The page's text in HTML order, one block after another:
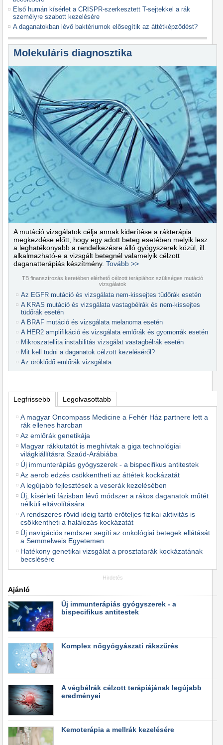
Első humán kísérlet a CRISPR-szerkesztett T-sejtekkel a rák
személyre szabott kezelésére
A daganatokban lévő baktériumok elősegítik az áttétképződést?
Molekuláris diagnosztika
A mutáció vizsgálatok célja annak kiderítése a rákterápia
megkezdése előtt, hogy egy adott beteg esetében melyik lesz
a leghatékonyabb a rendelkezésre álló gyógyszerek közül, ill.
alkalmazható-e a vizsgált betegnél valamelyik célzott
daganatterápiás készítmény. Tovább >>
TB finanszírozás keretében elérhető célzott terápiához szükséges mutáció
vizsgálatok
Az EGFR mutáció és vizsgálata nem-kissejtes tüdőrák esetén
A KRAS mutáció és vizsgálata vastagbélrák és nem-kissejtes
tüdőrák esetén
A BRAF mutáció és vizsgálata melanoma esetén
A HER2 amplifikáció és vizsgálata emlőrák és gyomorrák esetén
Mikroszatellita instabilitás vizsgálat vastagbélrák esetén
Mit kell tudni a daganatok célzott kezeléséről?
Az öröklődő emlőrák vizsgálata
Legfrissebb Legolvasottabb
A magyar Oncompass Medicine a Fehér Ház partnere lett a
rák ellenes harcban
Az emlőrák genetikája
Magyar rákkutatót is meghívtak a giga technológiai
világkiállításra Szaúd-Arábiába
Új immunterápiás gyógyszerek - a bispecifikus antitestek
Az aerob edzés csökkentheti az áttétek kockázatát
A legújabb fejlesztések a veserák kezelésében
Új, kísérleti fázisban lévő módszer a rákos daganatok műtét
nélküli eltávolítására
A rendszeres rövid ideig tartó erőteljes fizikai aktivitás is
csökkentheti a halálozás kockázatát
Új navigációs rendszer segíti az onkológiai betegek ellátását
a Semmelweis Egyetemen
Hatékony genetikai vizsgálat a prosztatarák kockázatának
becslésére
Hirdetés
Ajánló
Új immunterápiás gyógyszerek - a
bispecifikus antitestek
Komplex nőgyógyászati rákszűrés
A végbélrák célzott terápiájának legújabb
eredményei
Kemoterápia a mellrák kezelésére